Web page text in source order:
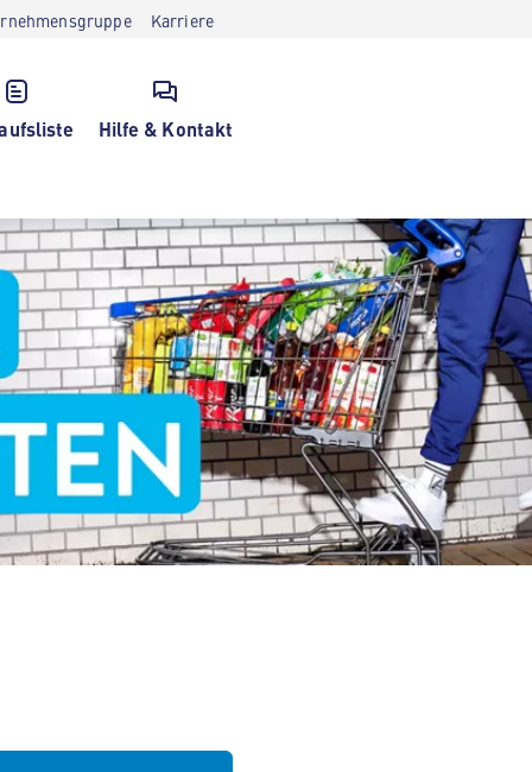
Karriere
Hilfe & Kontakt